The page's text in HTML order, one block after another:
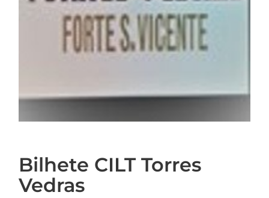
Bilhete CILT Torres
Vedras